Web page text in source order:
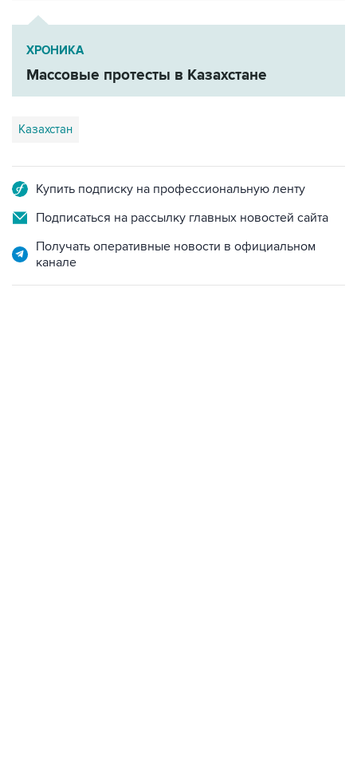
ХРОНИКА
Массовые протесты в Казахстане
Казахстан
Подписаться на рассылку главных новостей сайта
Получать оперативные новости в официальном